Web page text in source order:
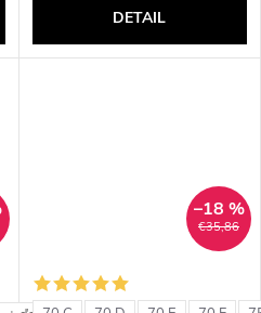
DETAIL
€35,86
–18 %